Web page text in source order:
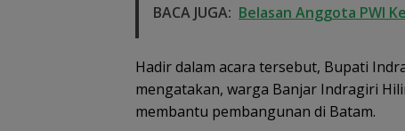
BACA JUGA: Belasan Anggota PWI
Hadir dalam acara tersebut, Bupati
mengatakan, warga Banjar Indragiri
membantu pembangunan di Batam.